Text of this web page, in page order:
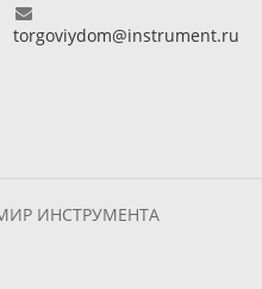
torgoviydom@instrument.ru
ИНСТРУМЕНТА